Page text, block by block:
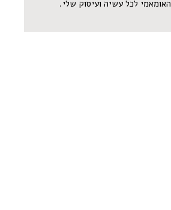
האומאמי לכל עשיה ועיסוק שלי.